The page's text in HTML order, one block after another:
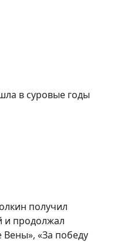
в суровые годы
получил
и продолжал
«За победу